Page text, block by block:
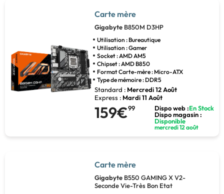
Carte mère
Gigabyte B850M D3HP
Utilisation : Bureautique
Utilisation : Gamer
Socket : AMD AM5
Chipset : AMD B850
Format Carte-mère : Micro-ATX
Type de mémoire : DDR5
Standard : Mercredi 12 Août
Express : Mardi 11 Août
159€99 Dispo web :En Stock
Dispo magasin :
Disponible
mercredi 12 août
Carte mère
Gigabyte B550 GAMING X V2-
Seconde Vie-Très Bon Etat